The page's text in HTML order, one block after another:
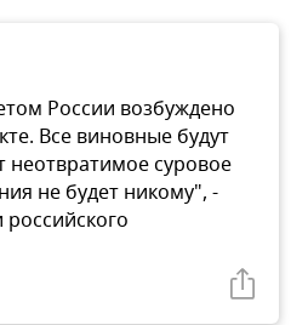
России возбуждено
Все виновные будут
неотвратимое суровое
не будет никому", -
российского